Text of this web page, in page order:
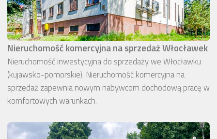
Nieruchomość komercyjna na sprzedaż Włocławek
Nieruchomość inwestycyjna do sprzedaży we Włocławku
(kujawsko-pomorskie). Nieruchomość komercyjna na
sprzedaż zapewnia nowym nabywcom dochodową pracę w
komfortowych warunkach.